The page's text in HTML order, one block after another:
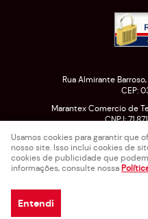
Rua Almirante
CEP:
Marantex Comercio de
CNPJ:
LOJA
Usamos cookies para garantir que
nosso site. Isso inclui cookies de
cookies de publicidade que podem
informações, consulte nossa
Entendi